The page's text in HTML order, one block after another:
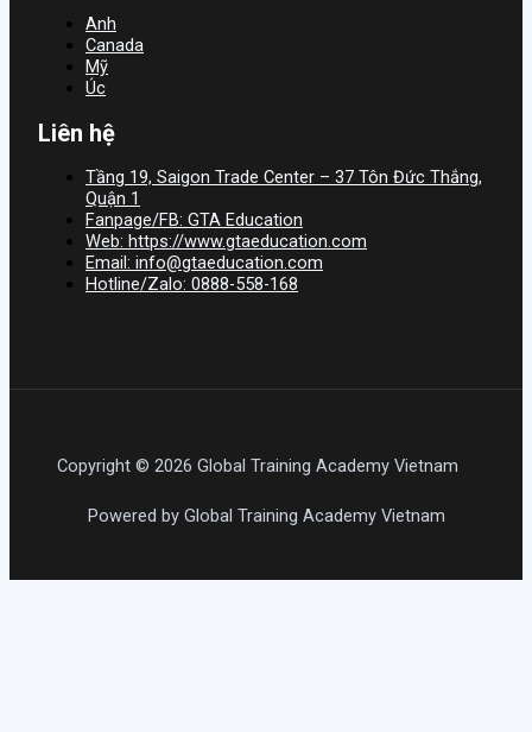
Anh
Canada
Mỹ
Úc
Liên hệ
Tầng 19, Saigon Trade Center – 37 Tôn Đức Thắng,
Quận 1
Fanpage/FB: GTA Education
Web: https://www.gtaeducation.com
Email: info@gtaeducation.com
Hotline/Zalo: 0888-558-168
Copyright © 2026 Global Training Academy Vietnam
Powered by Global Training Academy Vietnam